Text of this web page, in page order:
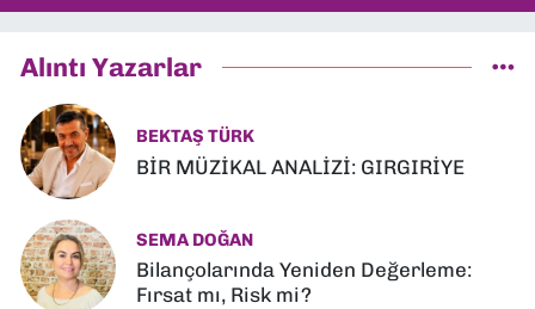
Alıntı Yazarlar
BEKTAŞ TÜRK
BİR MÜZİKAL ANALİZİ: GIRGIRİYE
SEMA DOĞAN
Bilançolarında Yeniden Değerleme:
Fırsat mı, Risk mi?